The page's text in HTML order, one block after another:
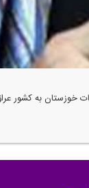
و 46 هزار تن واز نظر ارزشی